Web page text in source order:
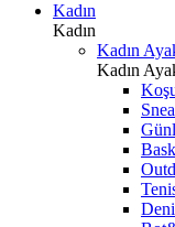
Kadın
Kadın
Kadın
Kadın